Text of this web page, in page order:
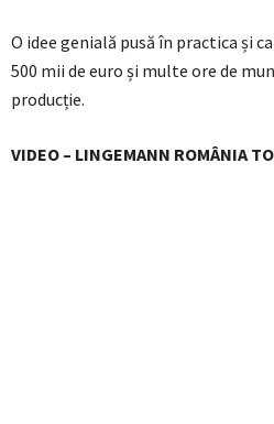
O idee genială pusă în practica și
500 mii de euro și multe ore de
producție.
VIDEO – LINGEMANN ROMÂNIA